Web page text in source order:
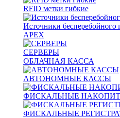
RFID метки гибкие
Источники бесперебойного
APEX
СЕРВЕРЫ
ОБЛАЧНАЯ КАССА
АВТОНОМНЫЕ КАССЫ
ФИСКАЛЬНЫЕ
ФИСКАЛЬНЫЕ